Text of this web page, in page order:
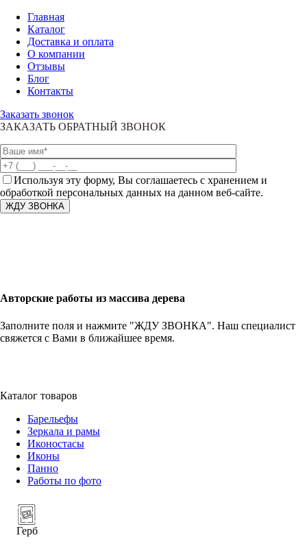
Главная
Каталог
Доставка и оплата
О компании
Отзывы
Блог
Контакты
Заказать звонок
ЗАКАЗАТЬ ОБРАТНЫЙ ЗВОНОК
Используя эту форму, Вы соглашаетесь с хранением и
обработкой персональных данных на данном веб-сайте.
Авторские работы из массива дерева
Заполните поля и нажмите "ЖДУ ЗВОНКА". Наш специалист
свяжется с Вами в ближайшее время.
Каталог товаров
Барельефы
Зеркала и рамы
Иконостасы
Иконы
Панно
Работы по фото
Герб